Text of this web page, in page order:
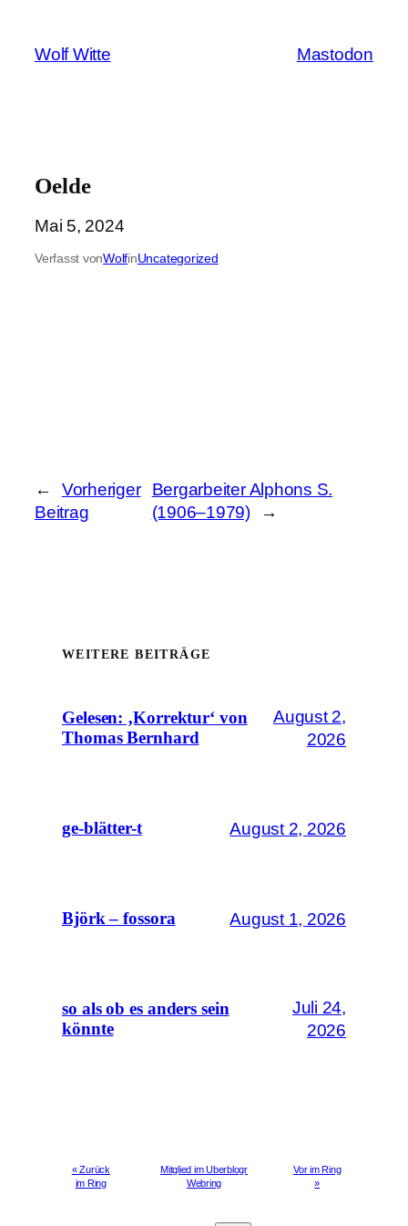
springen
Wolf Witte Mastodon
Oelde
Mai 5, 2024
Verfasst vonWolfinUncategorized
←
Vorheriger
Beitrag
Bergarbeiter Alphons S.
(1906–1979)
→
WEITERE BEITRÄGE
Gelesen: ‚Korrektur‘ von
Thomas Bernhard
August 2,
2026
ge-blätter-t August 2, 2026
Björk – fossora August 1, 2026
so als ob es anders sein
könnte
Juli 24,
2026
« Zurück
im Ring
Mitglied im Uberblogr
Webring
Vor im Ring
»